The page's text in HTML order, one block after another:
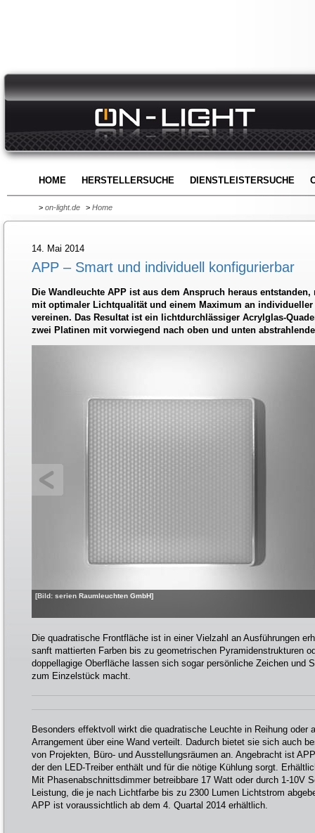
HOME HERSTELLERSUCHE DIENSTLEISTERSUCHE
> on-light.de > Home
14. Mai 2014
APP – Smart und individuell konfigurierbar
Die Wandleuchte APP ist aus dem Anspruch heraus entstanden,
mit optimaler Lichtqualität und einem Maximum an
vereinen. Das Resultat ist ein lichtdurchlässiger Acrylglas-
zwei Platinen mit vorwiegend nach oben und unten
[Bild: serien Raumleuchten GmbH]
Die quadratische Frontfläche ist in einer Vielzahl an Ausführungen
sanft mattierten Farben bis zu geometrischen Pyramidenstrukturen
doppellagige Oberfläche lassen sich sogar persönliche Zeichen und
zum Einzelstück macht.
Besonders effektvoll wirkt die quadratische Leuchte in Reihung oder
Arrangement über eine Wand verteilt. Dadurch bietet sie sich auch
von Projekten, Büro- und Ausstellungsräumen an. Angebracht ist
der den LED-Treiber enthält und für die nötige Kühlung sorgt.
Mit Phasenabschnittsdimmer betreibbare 17 Watt oder durch 1-10V
Leistung, die je nach Lichtfarbe bis zu 2300 Lumen Lichtstrom
APP ist voraussichtlich ab dem 4. Quartal 2014 erhältlich.